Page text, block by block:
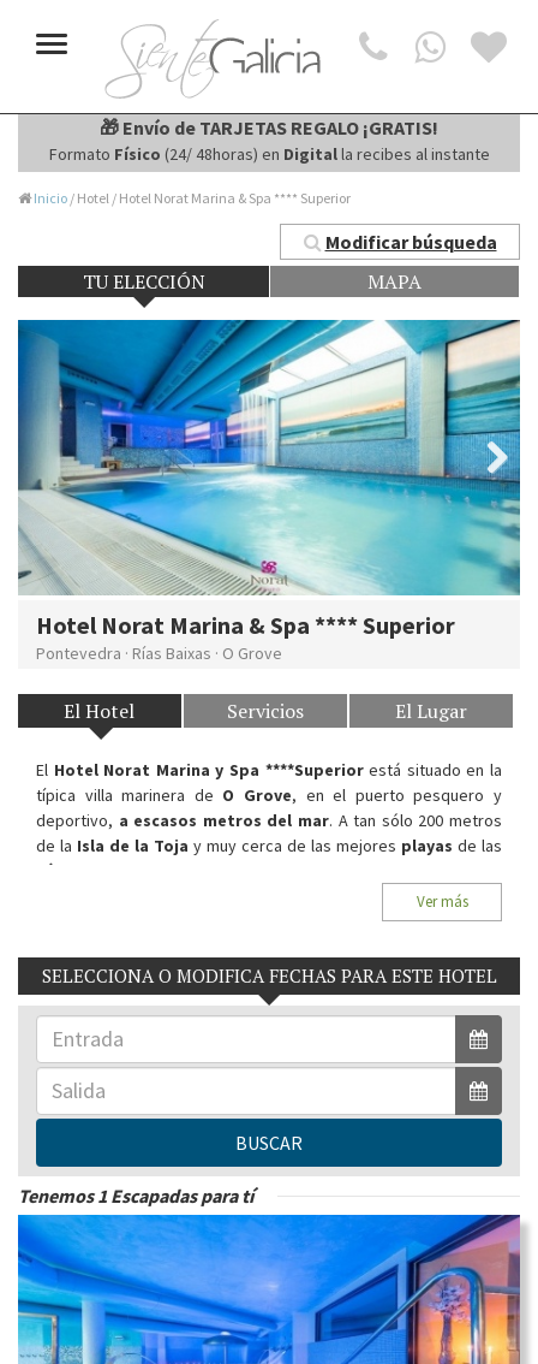
Toggle
navigation
🎁 Envío de TARJETAS REGALO ¡GRATIS!
Formato Físico (24/ 48horas) en Digitalla recibes al instante
Inicio / Hotel / Hotel Norat Marina & Spa **** Superior
Modificar búsqueda
TU ELECCIÓN MAPA
Next
Hotel Norat Marina & Spa **** Superior
Pontevedra · Rías Baixas · O Grove
El Hotel Servicios El Lugar
El Hotel Norat Marina y Spa ****Superiorestá situado en la
típica villa marinera de O Grove, en el puerto pesquero y
deportivo, a escasos metros del mar. A tan sólo 200 metros
de la Isla de la Toja y muy cerca de las mejores playas de las
Rías Baixas.
hacen que sea el
sitio ideal para descansar en unas confortables habitaciones
Situación:Peralto 32. 36980, O Grove. Rías Baixas,
Pontevedra.
Habitaciones del Hotel:28
Ver más
SELECCIONA O MODIFICA FECHAS PARA ESTE HOTEL
BUSCAR
Tenemos 1 Escapadas para tí